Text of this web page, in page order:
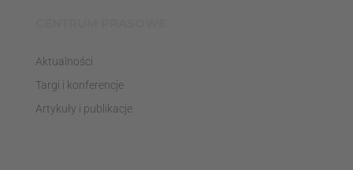
Aktualności
Targi i konferencje
Artykuły i publikacje